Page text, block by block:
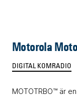
Motorola
DIGITAL KOMRADIO
MOTOTRBO™ är